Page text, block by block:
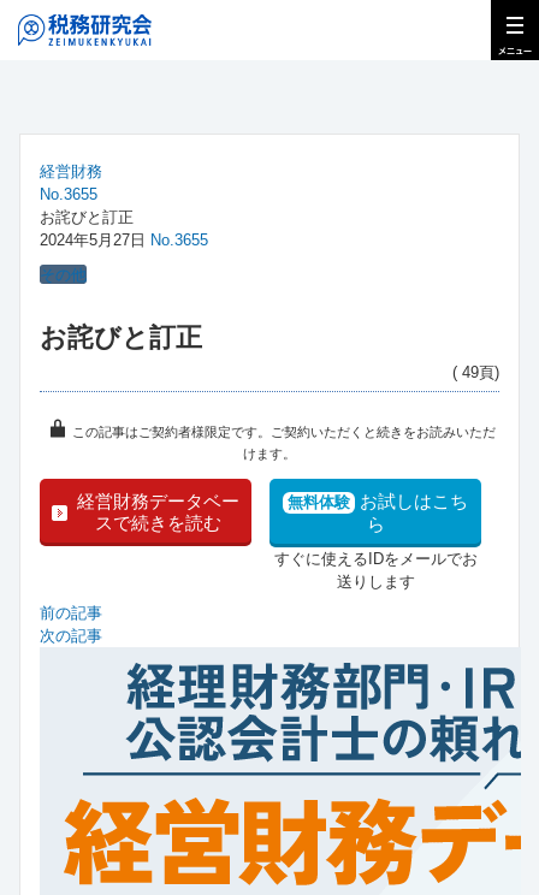
経営財務
No.3655
お詫びと訂正
2024年5月27日 No.3655
その他
お詫びと訂正
( 49頁)
この記事はご契約者様限定です。ご契約いただくと続きをお読みいただ
けます。
経営財務データベー
スで続きを読む
無料体験 お試しはこち
ら
すぐに使えるIDをメールでお
送りします
前の記事
次の記事